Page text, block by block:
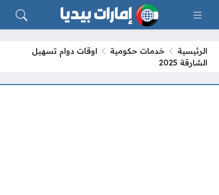
الرئيسية خدمات حكومية
اوقات دوام تسهيل
الشارقة 2025